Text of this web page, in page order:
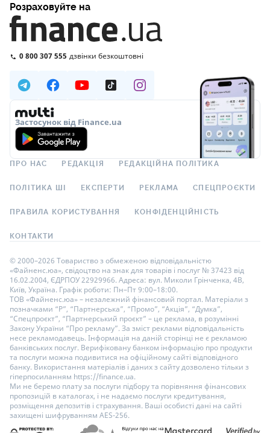
Розраховуйте на
0 800 307 555 дзвінки безкоштовні
Застосунок від Finance.ua
ПРО НАС РЕДАКЦІЯ РЕДАКЦІЙНА ПОЛІТИКА
ПОЛІТИКА ШІ ЕКСПЕРТИ РЕКЛАМА СПЕЦПРОЄКТИ
ПРАВИЛА КОРИСТУВАННЯ КОНФІДЕНЦІЙНІСТЬ
КОНТАКТИ
© 2000–2026 Товариство з обмеженою відповідальністю
«Файненс.юа», свідоцтво на знак для товарів і послуг № 37423 від
16.02.2004, ЄДРПОУ 22929966. Адреса: вул. Миколи Грінченка, 4В,
Київ, Україна. Графік роботи: Пн–Пт 9:00–18:00.
ТОВ «Файненс.юа» – незалежний фінансовий портал. Матеріали з
позначками “Р”, “Партнерська”, “Промо”, “Акція”, “Думка”,
“Спецпроєкт”, “Партнерський проєкт” – це реклама, в розумінні
Закону України “Про рекламу”. За зміст реклами відповідальність
несе рекламодавець. Інформація на даній сторінці не є рекламою
банківських послуг. Верифіковану банком інформацію про продукти
та послуги можна подивитися на офіційному сайті відповідного
банку. Використання матеріалів і даних з сайту дозволено тільки з
гіперпосиланням https://finance.ua.
Ми не беремо плату за послуги підбору та порівняння фінансових
пропозицій в каталогах, і не надаємо послуги кредитування,
розміщення депозитів і страхування. Ваші особисті дані на сайті
захищені шифруванням AES-256.